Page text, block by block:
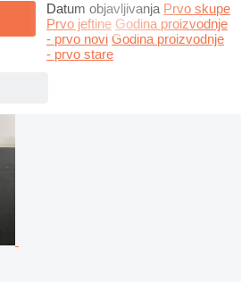
Datum objavljivanja Prvo skupe
Prvo jeftine Godina proizvodnje
- prvo novi Godina proizvodnje
- prvo stare